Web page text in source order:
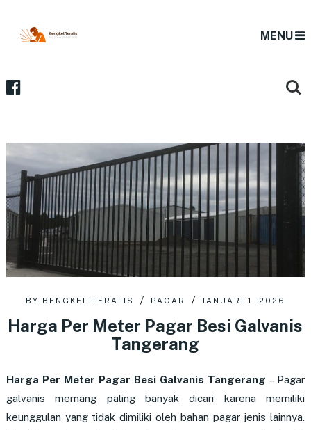
MENU
BY BENGKEL TERALIS PAGAR JANUARI 1, 2026
Harga Per Meter Pagar Besi Galvanis
Tangerang
Harga Per Meter Pagar Besi Galvanis Tangerang – Pagar
galvanis memang paling banyak dicari karena memiliki
keunggulan yang tidak dimiliki oleh bahan pagar jenis lainnya.